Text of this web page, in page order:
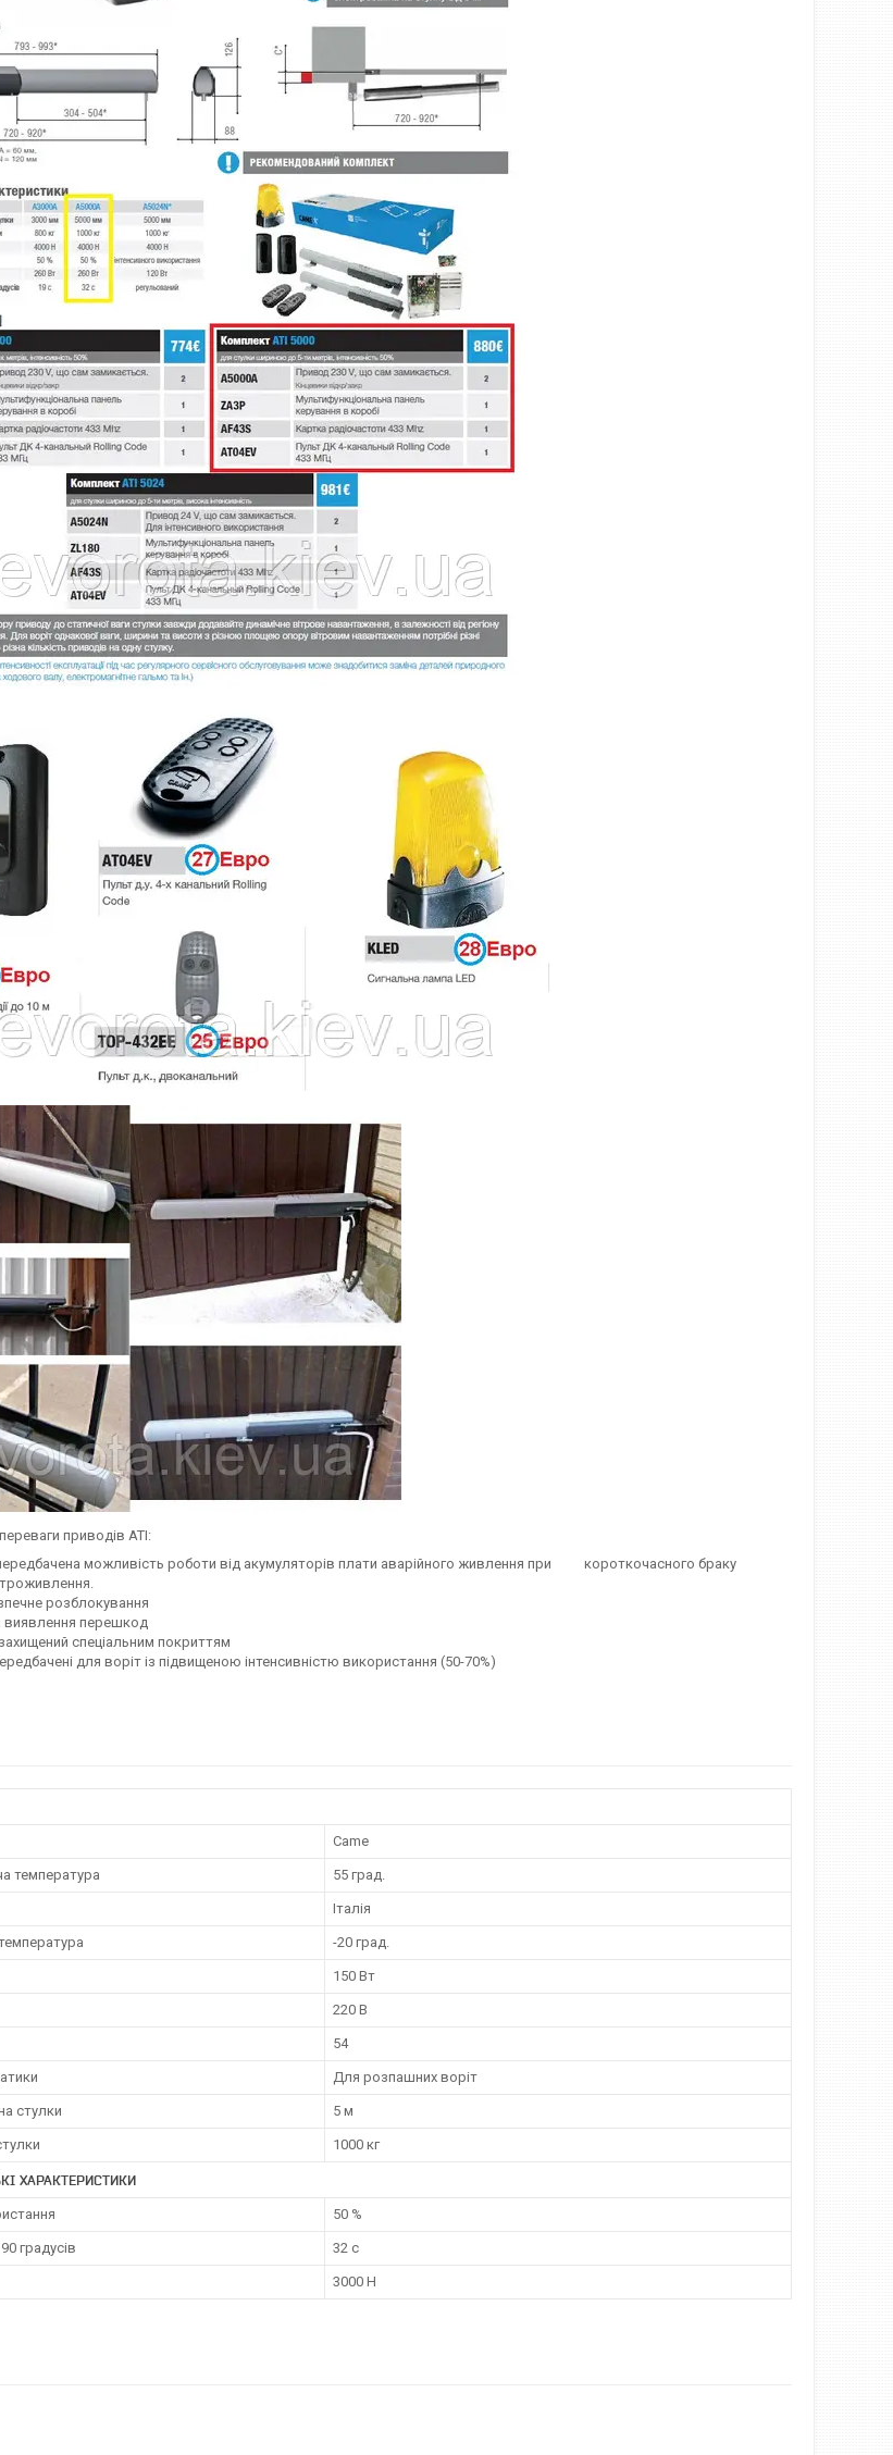
приводів АТІ:
передбачена можливість роботи від акумуляторів плати аварійного живлення при короткочасного браку
розблокування
виявлення перешкод
спеціальним покриттям
для воріт із підвищеною інтенсивністю використання (50-70%)
Came
температура 55 град.
Італія
-20 град.
150 Вт
220 В
54
Для розпашних воріт
стулки 5 м
1000 кг
ХАРАКТЕРИСТИКИ
50 %
градусів 32 с
3000 Н